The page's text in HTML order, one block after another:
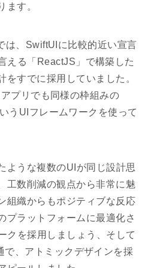
ます。
は、SwiftUIに比較的近い宣言
える「ReactJS」で構築した
をすでに採用していました。
プリでも同様の枠組みの
うUIフレームワークを使って
ような複数のUIが同じ設計思
工数削減の観点から非常に魅
組織からもポジティブな反応
プラットフォームに最適化さ
クを採用しましょう、そして
、アトミックデザインを採